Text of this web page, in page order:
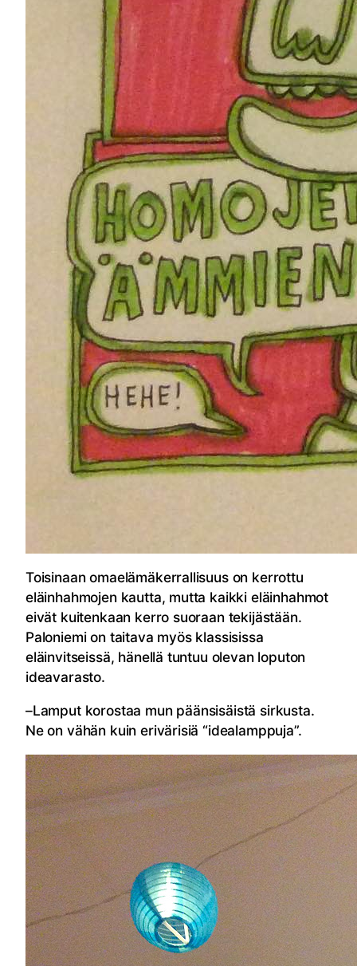
Toisinaan omaelämäkerrallisuus on kerrottu
eläinhahmojen kautta, mutta kaikki eläinhahmot
eivät kuitenkaan kerro suoraan tekijästään.
Paloniemi on taitava myös klassisissa
eläinvitseissä, hänellä tuntuu olevan loputon
ideavarasto.
–Lamput korostaa mun päänsisäistä sirkusta.
Ne on vähän kuin erivärisiä “idealamppuja”.